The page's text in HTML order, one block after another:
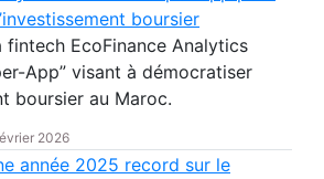
boursier
fintech EcoFinance Analytics
App” visant à démocratiser
boursier au Maroc.
2026
année 2025 record sur le